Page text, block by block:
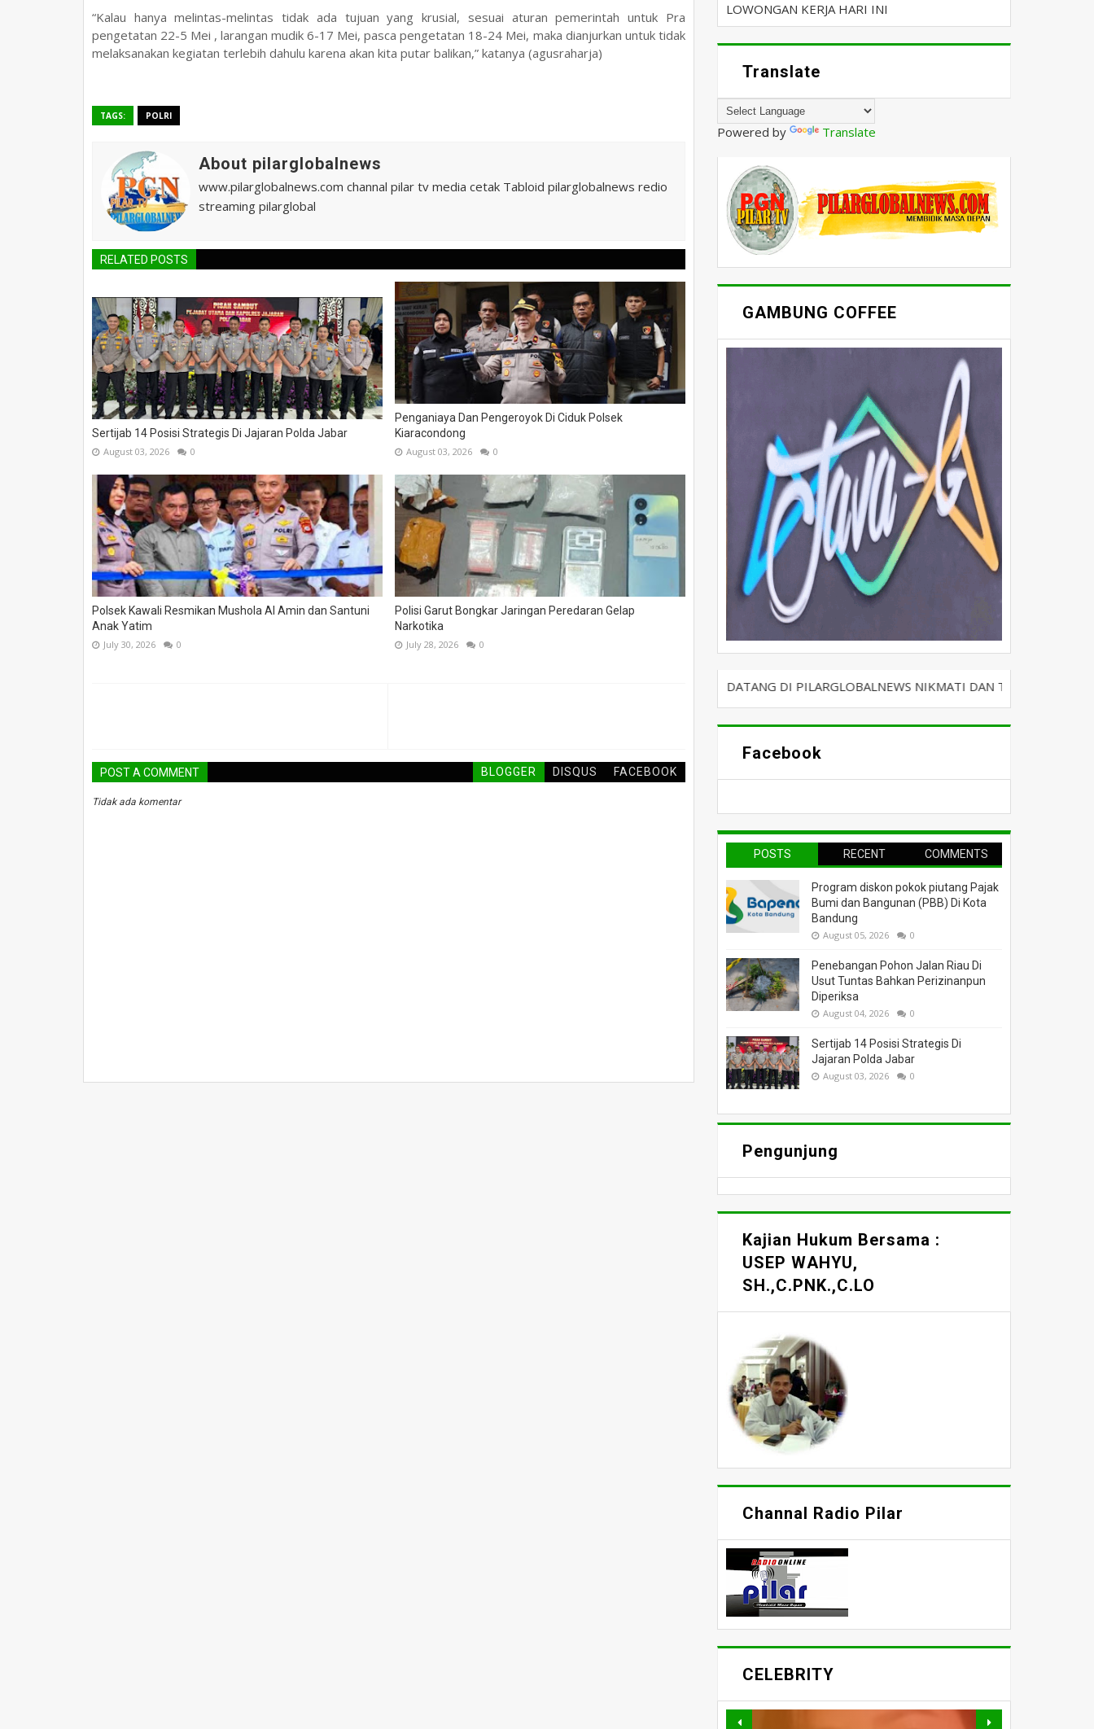
“Kalau hanya melintas-melintas tidak ada tujuan yang krusial, sesuai aturan pemerintah untuk Pra
pengetatan 22-5 Mei , larangan mudik 6-17 Mei, pasca pengetatan 18-24 Mei, maka dianjurkan untuk tidak
melaksanakan kegiatan terlebih dahulu karena akan kita putar balikan,” katanya (agusraharja)
TAGS: POLRI
About pilarglobalnews
www.pilarglobalnews.com channal pilar tv media cetak Tabloid pilarglobalnews redio
streaming pilarglobal
RELATED POSTS
Sertijab 14 Posisi Strategis Di Jajaran Polda Jabar
August 03, 2026 0
Penganiaya Dan Pengeroyok Di Ciduk Polsek
Kiaracondong
August 03, 2026 0
Polsek Kawali Resmikan Mushola Al Amin dan Santuni
Anak Yatim
July 30, 2026 0
Polisi Garut Bongkar Jaringan Peredaran Gelap
Narkotika
July 28, 2026 0
POST A COMMENT BLOGGER DISQUS FACEBOOK
Tidak ada komentar
LOWONGAN KERJA HARI INI
Translate
Powered by Translate
GAMBUNG COFFEE
SELAMAT DATANG DI PILARGLOBALNEWS NIKMATI DAN TERUS BERSELANCAR
Facebook
POSTS RECENT COMMENTS
Program diskon pokok piutang Pajak
Bumi dan Bangunan (PBB) Di Kota
Bandung
August 05, 2026 0
Penebangan Pohon Jalan Riau Di
Usut Tuntas Bahkan Perizinanpun
Diperiksa
August 04, 2026 0
Sertijab 14 Posisi Strategis Di
Jajaran Polda Jabar
August 03, 2026 0
Pengunjung
Kajian Hukum Bersama :
USEP WAHYU,
SH.,C.PNK.,C.LO
Channal Radio Pilar
CELEBRITY